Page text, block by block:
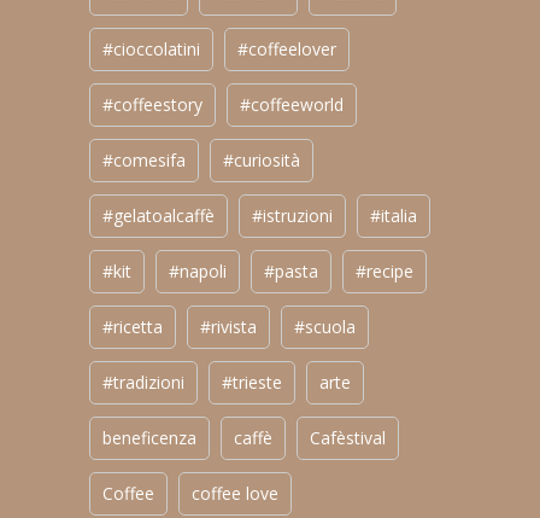
#cioccolatini #coffeelover
#coffeestory #coffeeworld
#comesifa #curiosità
#gelatoalcaffè #istruzioni #italia
#kit #napoli #pasta #recipe
#ricetta #rivista #scuola
#tradizioni #trieste arte
beneficenza caffè Cafèstival
Coffee coffee love